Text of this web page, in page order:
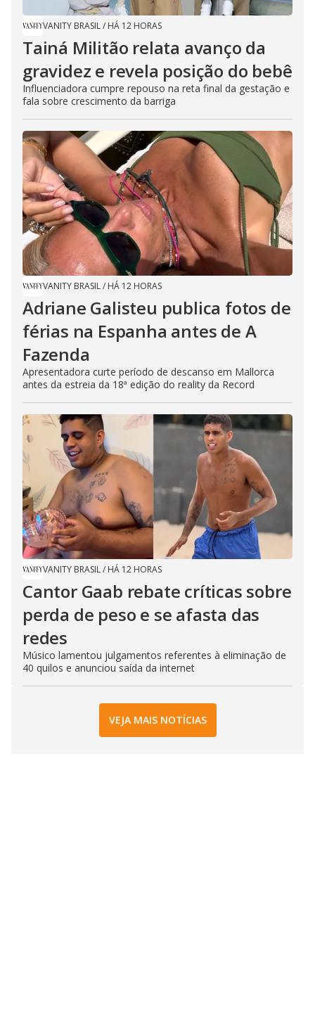
VANITY BRASIL/ HÁ 12 HORAS
Tainá Militão relata avanço da
gravidez e revela posição do bebê
Influenciadora cumpre repouso na reta final da gestação e
fala sobre crescimento da barriga
VANITY BRASIL/ HÁ 12 HORAS
Adriane Galisteu publica fotos de
férias na Espanha antes de A
Fazenda
Apresentadora curte período de descanso em Mallorca
antes da estreia da 18ª edição do reality da Record
VANITY BRASIL/ HÁ 12 HORAS
Cantor Gaab rebate críticas sobre
perda de peso e se afasta das
redes
Músico lamentou julgamentos referentes à eliminação de
40 quilos e anunciou saída da internet
VEJA MAIS NOTÍCIAS